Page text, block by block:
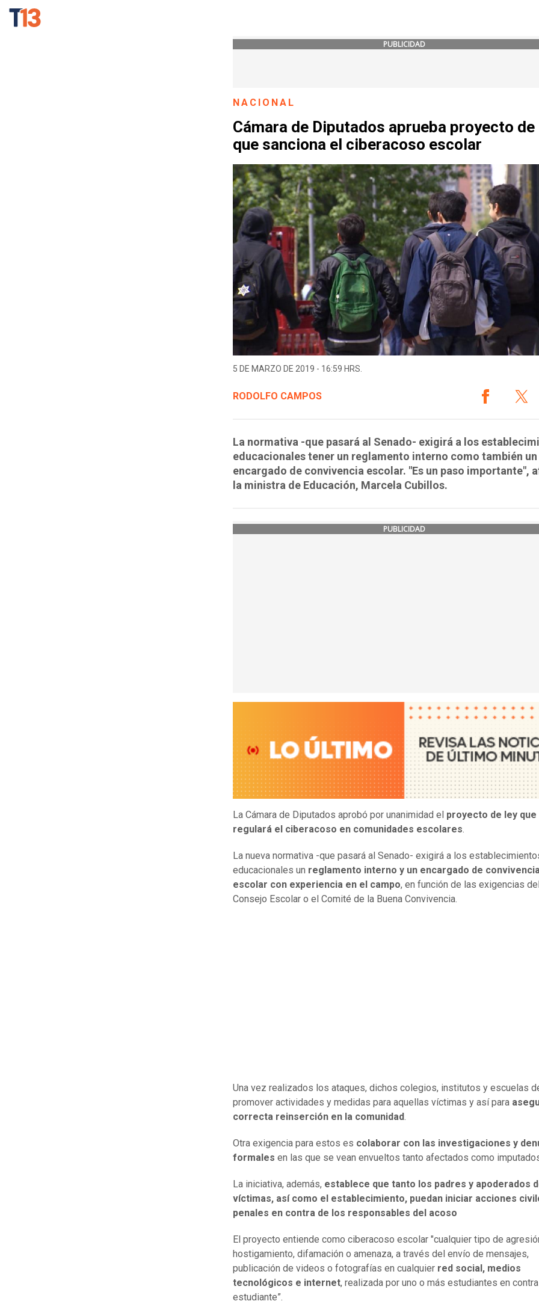
PUBLICIDAD
NACIONAL
Cámara de Diputados aprueba proyecto de
que sanciona el ciberacoso escolar
5 DE MARZO DE 2019 - 16:59 HRS.
RODOLFO CAMPOS
La normativa -que pasará al Senado- exigirá a los
educacionales tener un reglamento interno como también un
encargado de convivencia escolar. "Es un paso importante",
la ministra de Educación, Marcela Cubillos.
PUBLICIDAD
La Cámara de Diputados aprobó por unanimidad el proyecto de ley que
regulará el ciberacoso en comunidades escolares.
La nueva normativa -que pasará al Senado- exigirá a los
educacionales un reglamento interno y un encargado de
escolar con experiencia en el campo, en función de las exigencias del
Consejo Escolar o el Comité de la Buena Convivencia.
Una vez realizados los ataques, dichos colegios, institutos y escuelas
promover actividades y medidas para aquellas víctimas y así para
correcta reinserción en la comunidad.
Otra exigencia para estos es colaborar con las investigaciones y
formales en las que se vean envueltos tanto afectados como
La iniciativa, además, establece que tanto los padres y apoderados
víctimas, así como el establecimiento, puedan iniciar acciones
penales en contra de los responsables del acoso
El proyecto entiende como ciberacoso escolar "cualquier tipo de
hostigamiento, difamación o amenaza, a través del envío de mensajes,
publicación de videos o fotografías en cualquier red social, medios
tecnológicos e internet, realizada por uno o más estudiantes en
estudiante”.